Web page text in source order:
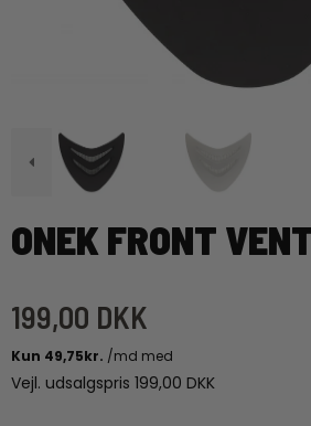
ONEK FRONT
199,00 DKK
Vejl. udsalgspris 199,00 DKK